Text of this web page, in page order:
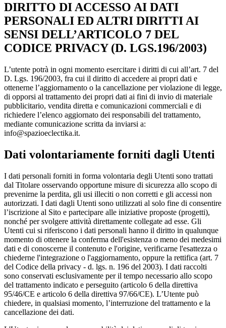
DIRITTO DI ACCESSO AI DATI
PERSONALI ED ALTRI DIRITTI AI
SENSI DELL’ARTICOLO 7 DEL
CODICE PRIVACY (D. LGS.196/2003)
L’utente potrà in ogni momento esercitare i diritti di cui all’art. 7 del
D. Lgs. 196/2003, fra cui il diritto di accedere ai propri dati e
ottenerne l’aggiornamento o la cancellazione per violazione di legge,
di opporsi al trattamento dei propri dati ai fini di invio di materiale
pubblicitario, vendita diretta e comunicazioni commerciali e di
richiedere l’elenco aggiornato dei responsabili del trattamento,
mediante comunicazione scritta da inviarsi a:
info@spazioeclectika.it.
Dati volontariamente forniti dagli Utenti
I dati personali forniti in forma volontaria degli Utenti sono trattati
dal Titolare osservando opportune misure di sicurezza allo scopo di
prevenirne la perdita, gli usi illeciti o non corretti e gli accessi non
autorizzati. I dati dagli Utenti sono utilizzati al solo fine di consentire
l’iscrizione al Sito e partecipare alle iniziative proposte (progetti),
nonché per svolgere attività direttamente collegate ad esse. Gli
Utenti cui si riferiscono i dati personali hanno il diritto in qualunque
momento di ottenere la conferma dell'esistenza o meno dei medesimi
dati e di conoscerne il contenuto e l'origine, verificarne l'esattezza o
chiederne l'integrazione o l'aggiornamento, oppure la rettifica (art. 7
del Codice della privacy - d. lgs. n. 196 del 2003). I dati raccolti
sono conservati esclusivamente per il tempo necessario allo scopo
del trattamento indicato e perseguito (articolo 6 della direttiva
95/46/CE e articolo 6 della direttiva 97/66/CE). L’Utente può
chiedere, in qualsiasi momento, l’interruzione del trattamento e la
cancellazione dei dati.